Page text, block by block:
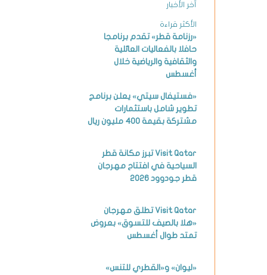
آخر الأخبار
الأكثر قراءة
«رزنامة قطر» تقدم برنامجا
حافلا بالفعاليات العائلية
والثقافية والرياضية خلال
أغسطس
«فستيفال سيتي» يعلن برنامج
تطوير شامل باستثمارات
مشتركة بقيمة 400 مليون ريال
Visit Qatar تبرز مكانة قطر
السياحية في افتتاح مهرجان
قطر جودوود 2026
Visit Qatar تطلق مهرجان
«هلا بالصيف للتسوق» بعروض
تمتد طوال أغسطس
«ليوان» و«القطري للتنس»